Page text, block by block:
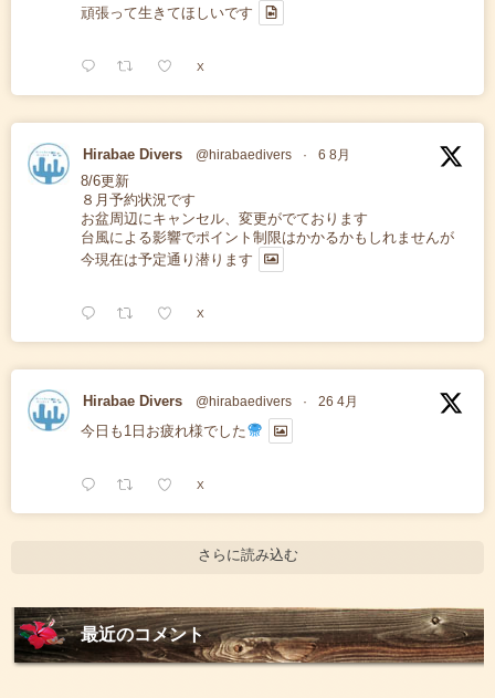
頑張って生きてほしいです
X
Hirabae Divers @hirabaedivers · 6 8月
8/6更新
８月予約状況です
お盆周辺にキャンセル、変更がでております
台風による影響でポイント制限はかかるかもしれませんが
今現在は予定通り潜ります
X
Hirabae Divers @hirabaedivers · 26 4月
今日も1日お疲れ様でした
X
さらに読み込む
最近のコメント